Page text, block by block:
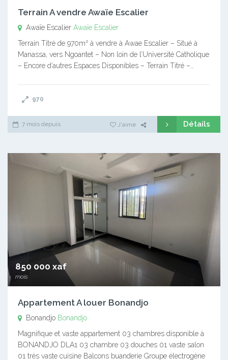
Terrain A vendre Awaïe Escalier
Awaïe Escalier Awaïe Escalier
Terrain Titré de 970m² à vendre à Awae Escalier – Situé à
Manassa, vers Ngoantet – Non loin de l’Université Catholique
– Encore d’autres Espaces Disponibles – Terrain Titré –…
970
7 mois depuis J'aime Détails
850 000 xaf
mois
Appartement A louer Bonandjo
Bonandjo Bonandjo
Magnifique et vaste appartement 03 chambres disponible à
BONANDJO DLA1 03 chambre 03 douches 01 vaste salon
01 très vaste cuisine Balcons buanderie Groupe électrogène